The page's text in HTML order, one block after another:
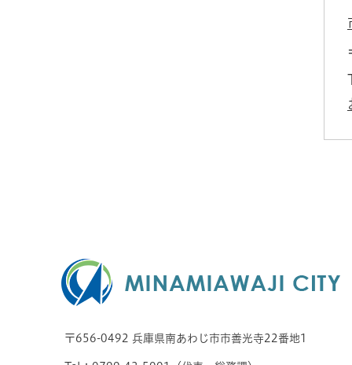
〒656-0492 兵庫県南あわじ市市善光寺22番地1